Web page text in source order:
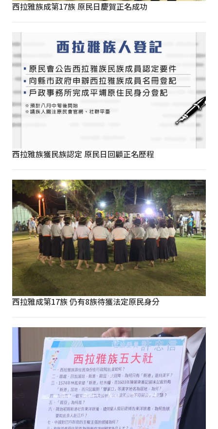
西拉雅族成第17族 原民日慶賀正名成功
西拉雅族獲民族認定 原民日回顧正名歷程
西拉雅成第17族 仍有8族待獲法定原民身分